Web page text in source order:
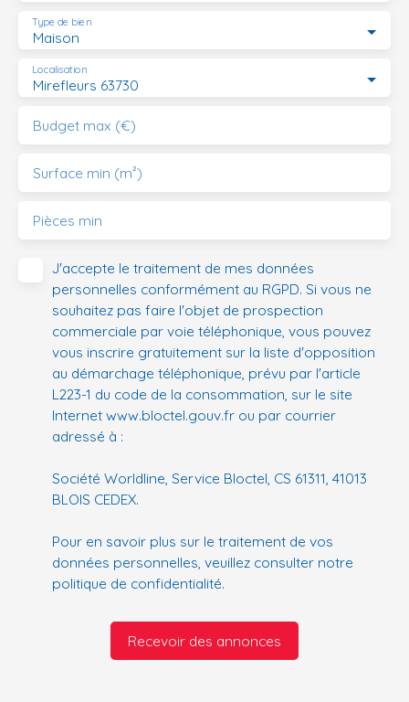
Maison
Type de bien
Mirefleurs 63730
Localisation
Budget max (€)
Surface min (m²)
Pièces min
J'accepte le traitement de mes données
personnelles conformément au RGPD. Si vous ne
souhaitez pas faire l'objet de prospection
commerciale par voie téléphonique, vous pouvez
vous inscrire gratuitement sur la liste d'opposition
au démarchage téléphonique, prévu par l'article
L223-1 du code de la consommation, sur le site
Internet www.bloctel.gouv.fr ou par courrier
adressé à :
Société Worldline, Service Bloctel, CS 61311, 41013
BLOIS CEDEX.
Pour en savoir plus sur le traitement de vos
données personnelles, veuillez consulter notre
politique de confidentialité.
Recevoir des annonces